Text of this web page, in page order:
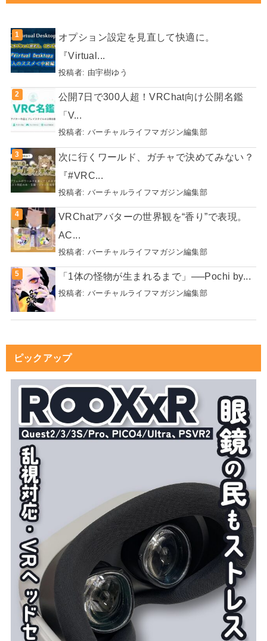
オプション設定を見直して快適に。
『Virtual...
投稿者: 由宇樹ゆう
公開7日で300人超！VRChat向け公開名鑑
「V...
投稿者: バーチャルライフマガジン編集部
次に行くワールド、ガチャで決めてみない？
『#VRC...
投稿者: バーチャルライフマガジン編集部
VRChatアバターの世界観を“香り”で表現。
AC...
投稿者: バーチャルライフマガジン編集部
「1体の怪物が生まれるまで」──Pochi by...
投稿者: バーチャルライフマガジン編集部
ピックアップ